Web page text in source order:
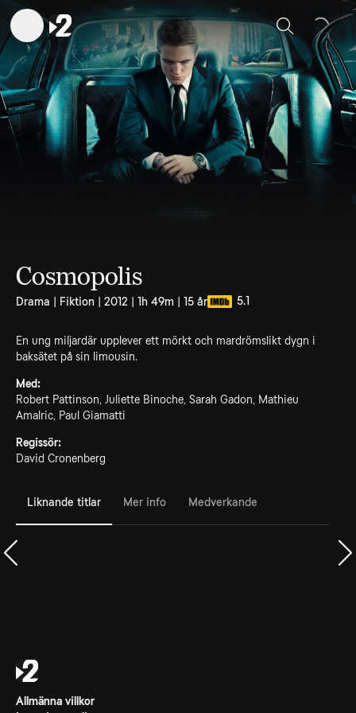
Sök
Cosmopolis
Drama | Fiktion | 2012 | 1h 49m | 15 år 5.1
En ung miljardär upplever ett mörkt och mardrömslikt dygn i
baksätet på sin limousin.
Med:
Robert Pattinson, Juliette Binoche, Sarah Gadon, Mathieu
Amalric, Paul Giamatti
Regissör:
David Cronenberg
Liknande titlar Mer info Medverkande
Allmänna villkor